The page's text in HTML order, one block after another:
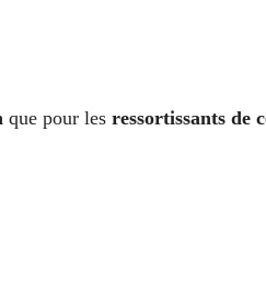
que pour les ressortissants de